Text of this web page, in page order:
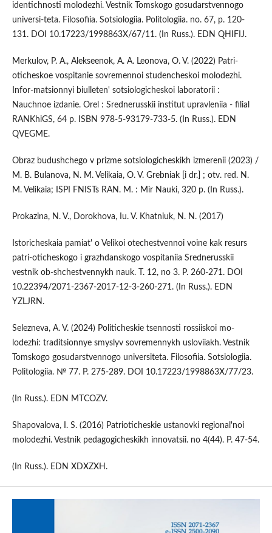
identichnosti molodezhi. Vestnik Tomskogo gosudarstvennogo
universi-teta. Filosofiia. Sotsiologiia. Politologiia. no. 67, p. 120-
131. DOI 10.17223/1998863X/67/11. (In Russ.). EDN QHIFIJ.
Merkulov, P. A., Alekseenok, A. A. Leonova, O. V. (2022) Patri-
oticheskoe vospitanie sovremennoi studencheskoi molodezhi.
Infor-matsionnyi biulleten' sotsiologicheskoi laboratorii :
Nauchnoe izdanie. Orel : Srednerusskii institut upravleniia - filial
RANKhiGS, 64 p. ISBN 978-5-93179-733-5. (In Russ.). EDN
QVEGME.
Obraz budushchego v prizme sotsiologicheskikh izmerenii (2023) /
M. B. Bulanova, N. M. Velikaia, O. V. Grebniak [i dr.] ; otv. red. N.
M. Velikaia; ISPI FNISTs RAN. M. : Mir Nauki, 320 p. (In Russ.).
Prokazina, N. V., Dorokhova, Iu. V. Khatniuk, N. N. (2017)
Istoricheskaia pamiat' o Velikoi otechestvennoi voine kak resurs
patri-oticheskogo i grazhdanskogo vospitaniia Srednerusskii
vestnik ob-shchestvennykh nauk. T. 12, no 3. P. 260-271. DOI
10.22394/2071-2367-2017-12-3-260-271. (In Russ.). EDN
YZLJRN.
Selezneva, A. V. (2024) Politicheskie tsennosti rossiiskoi mo-
lodezhi: traditsionnye smyslyv sovremennykh usloviiakh. Vestnik
Tomskogo gosudarstvennogo universiteta. Filosofiia. Sotsiologiia.
Politologiia. № 77. P. 275-289. DOI 10.17223/1998863X/77/23.
(In Russ.). EDN MTCOZV.
Shapovalova, I. S. (2016) Patrioticheskie ustanovki regional'noi
molodezhi. Vestnik pedagogicheskikh innovatsii. no 4(44). P. 47-54.
(In Russ.). EDN XDXZXH.